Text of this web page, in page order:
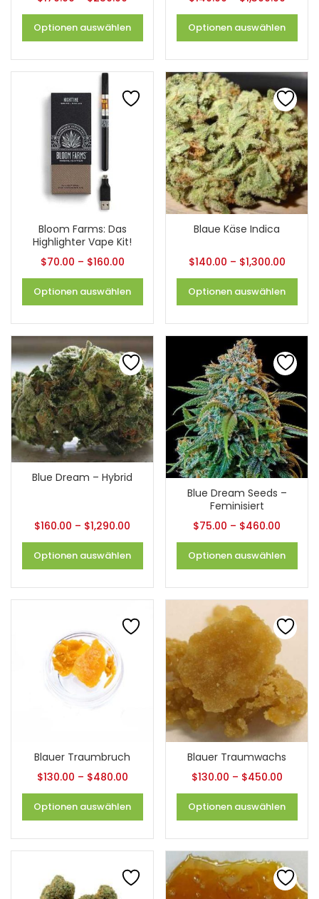
Optionen auswählen Optionen auswählen
Bloom Farms: Das
Highlighter Vape Kit!
$70.00 – $160.00
Optionen auswählen
Blaue Käse Indica
$140.00 – $1,300.00
Optionen auswählen
Blue Dream – Hybrid
$160.00 – $1,290.00
Optionen auswählen
Blue Dream Seeds –
Feminisiert
$75.00 – $460.00
Optionen auswählen
Blauer Traumbruch
$130.00 – $480.00
Optionen auswählen
Blauer Traumwachs
$130.00 – $450.00
Optionen auswählen